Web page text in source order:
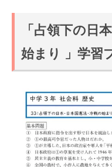
「占領下の日
始まり 」学習